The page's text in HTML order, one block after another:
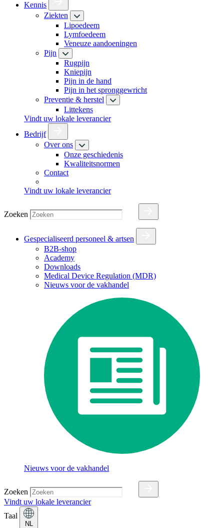
Kennis
Ziekten
Lipoedeem
Lymfoedeem
Veneuze aandoeningen
Pijn
Rugpijn
Kniepijn
Pijn in de hand
Pijn in het spronggewricht
Preventie & herstel
Littekens
Vindt uw lokale leverancier
Bedrijf
Over ons
Onze geschiedenis
Kwaliteitsnormen
Contact
Vindt uw lokale leverancier
Zoeken
Gespecialiseerd personeel & artsen
B2B-shop
Academy
Downloads
Medical Device Regulation (MDR)
Nieuws voor de vakhandel
Nieuws voor de vakhandel
Zoeken
Vindt uw lokale leverancier
Taal
NL